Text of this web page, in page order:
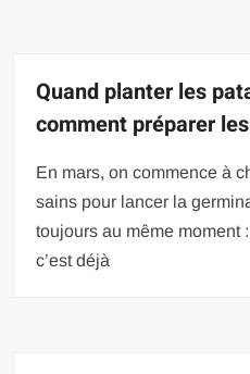
Quand planter les
comment préparer
En mars, on commence à
sains pour lancer la
toujours au même moment
c’est déjà